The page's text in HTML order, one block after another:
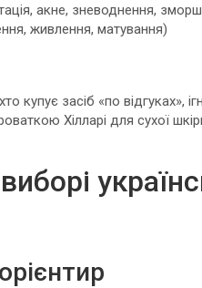
акне, зневоднення,
живлення, матування)
купує засіб «по відгуках»,
Хілларі для сухої